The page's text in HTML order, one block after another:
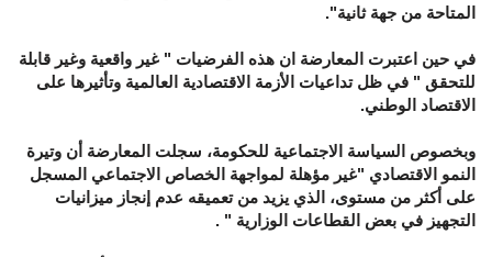
المتاحة من جهة ثانية".
في حين اعتبرت المعارضة ان هذه الفرضيات " غير واقعية وغير قابلة
للتحقق " في ظل تداعيات الأزمة الاقتصادية العالمية وتأثيرها على
الاقتصاد الوطني.
وبخصوص السياسة الاجتماعية للحكومة، سجلت المعارضة أن وتيرة
النمو الاقتصادي "غير مؤهلة لمواجهة الخصاص الاجتماعي المسجل
على أكثر من مستوى، الذي يزيد من تعميقه عدم إنجاز ميزانيات
التجهيز في بعض القطاعات الوزارية " .